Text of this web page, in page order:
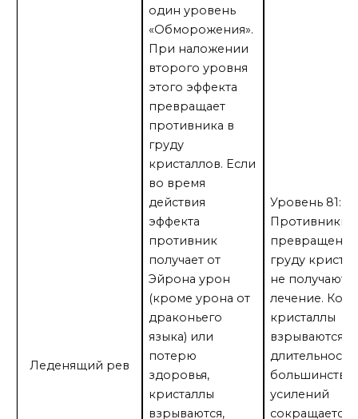
Леденящий рев
один уровень
«Обморожения».
При наложении
второго уровня
этого эффекта
превращает
противника в
груду
кристаллов. Если
во время
действия
эффекта
противник
получает от
Эйрона урон
(кроме урона от
драконьего
языка) или
потерю
здоровья,
кристаллы
взрываются,
Уровень 81:
Противники,
груду
не получают
лечение.
кристаллы
взрываются,
длительность
большинства
усилений
сокращается.